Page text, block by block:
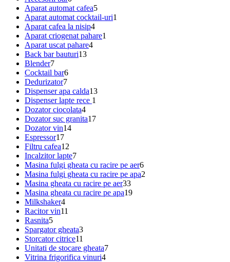
Aparat automat cafea5
Aparat automat cocktail-uri1
Aparat cafea la nisip4
Aparat criogenat pahare1
Aparat uscat pahare4
Back bar bauturi13
Blender7
Cocktail bar6
Dedurizator7
Dispenser apa calda13
Dispenser lapte rece 1
Dozator ciocolata4
Dozator suc granita17
Dozator vin14
Espressor17
Filtru cafea12
Incalzitor lapte7
Masina fulgi gheata cu racire pe aer6
Masina fulgi gheata cu racire pe apa2
Masina gheata cu racire pe aer33
Masina gheata cu racire pe apa19
Milkshaker4
Racitor vin11
Rasnita5
Spargator gheata3
Storcator citrice11
Unitati de stocare gheata7
Vitrina frigorifica vinuri4